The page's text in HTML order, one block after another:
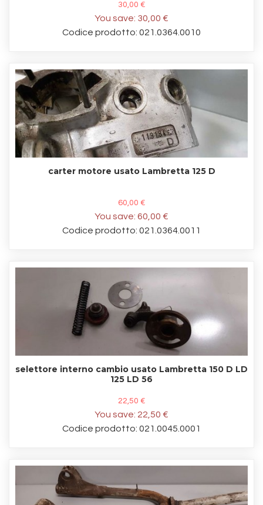
30,00 €
You save: 30,00 €
Codice prodotto: 021.0364.0010
carter motore usato Lambretta 125 D
60,00 €
You save: 60,00 €
Codice prodotto: 021.0364.0011
selettore interno cambio usato Lambretta 150 D LD
125 LD 56
22,50 €
You save: 22,50 €
Codice prodotto: 021.0045.0001